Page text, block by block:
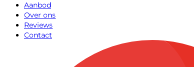
Aanbod
Over ons
Reviews
Contact